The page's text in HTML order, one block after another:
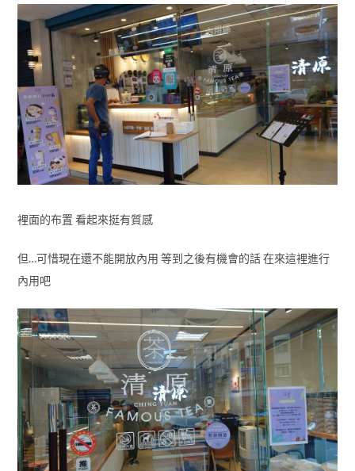
裡面的布置 看起來挺有質感
但…可惜現在還不能開放內用 等到之後有機會的話 在來這裡進行
內用吧